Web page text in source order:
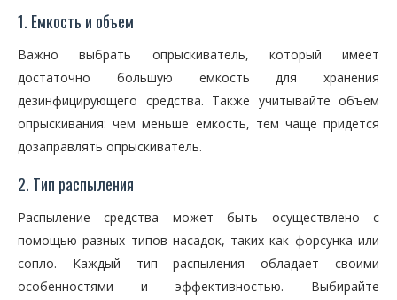
1. Емкость и объем
Важно выбрать опрыскиватель, который имеет
достаточно большую емкость для хранения
дезинфицирующего средства. Также учитывайте объем
опрыскивания: чем меньше емкость, тем чаще придется
дозаправлять опрыскиватель.
2. Тип распыления
Распыление средства может быть осуществлено с
помощью разных типов насадок, таких как форсунка или
сопло. Каждый тип распыления обладает своими
особенностями и эффективностью. Выбирайте